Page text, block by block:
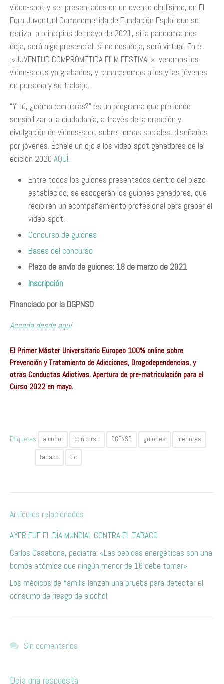
video-spot y ser presentados en un evento chulísimo, en El
Foro Juventud Comprometida de Fundación Esplai que se
realiza a principios de mayo de 2021, si la pandemia nos
deja, será algo presencial, si no nos deja, será virtual. En el
:»JUVENTUD COMPROMETIDA FILM FESTIVAL» veremos los
video-spots ya grabados, y conoceremos a los y las jóvenes
en persona y su trabajo.
“Y tú, ¿cómo controlas?” es un programa que pretende
sensibilizar a la ciudadanía, a través de la creación y
divulgación de vídeos-spot sobre temas sociales, diseñados
por jóvenes. Échale un ojo a los video-spot ganadores de la
edición 2020 AQUÍ.
Entre todos los guiones presentados dentro del plazo
establecido, se escogerán los guiones ganadores, que
recibirán un acompañamiento profesional para grabar el
video-spot.
Concurso de guiones
Bases del concurso
Plazo de envío de guiones: 18 de marzo de 2021
Inscripción
Financiado por la DGPNSD
Acceda desde aquí
El Primer Máster Universitario Europeo 100% online sobre
Prevención y Tratamiento de Adicciones, Drogodependencias, y
otras Conductas Adictivas. Apertura de pre-matriculación para el
Curso 2022 en mayo.
Etiquetas: alcohol concurso DGPNSD guiones menores
tabaco tic
Artículos relacionados
AYER FUE EL DÍA MUNDIAL CONTRA EL TABACO
Carlos Casabona, pediatra: «Las bebidas energéticas son una
bomba atómica que ningún menor de 16 debe tomar»
Los médicos de familia lanzan una prueba para detectar el
consumo de riesgo de alcohol
Sin comentarios
Deja una respuesta